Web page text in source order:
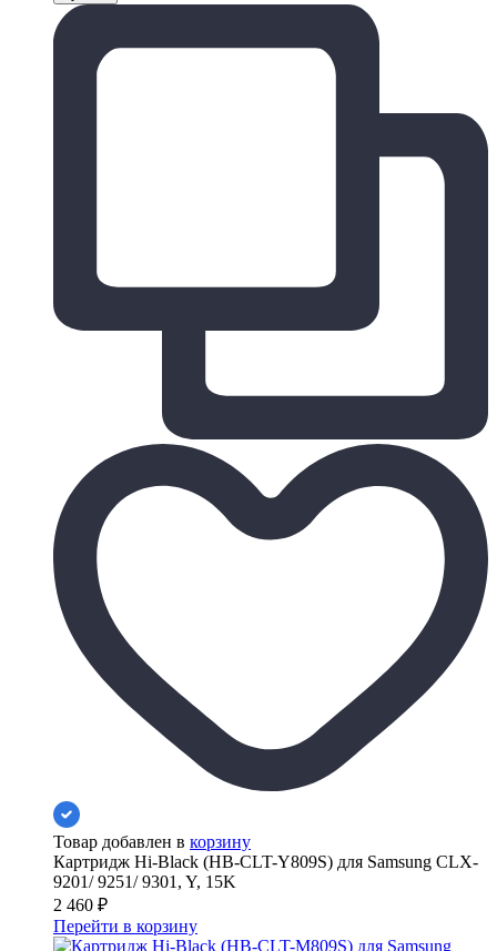
Товар добавлен в корзину
Картридж Hi-Black (HB-CLT-Y809S) для Samsung CLX-
9201/ 9251/ 9301, Y, 15K
2 460 ₽
Перейти в корзину